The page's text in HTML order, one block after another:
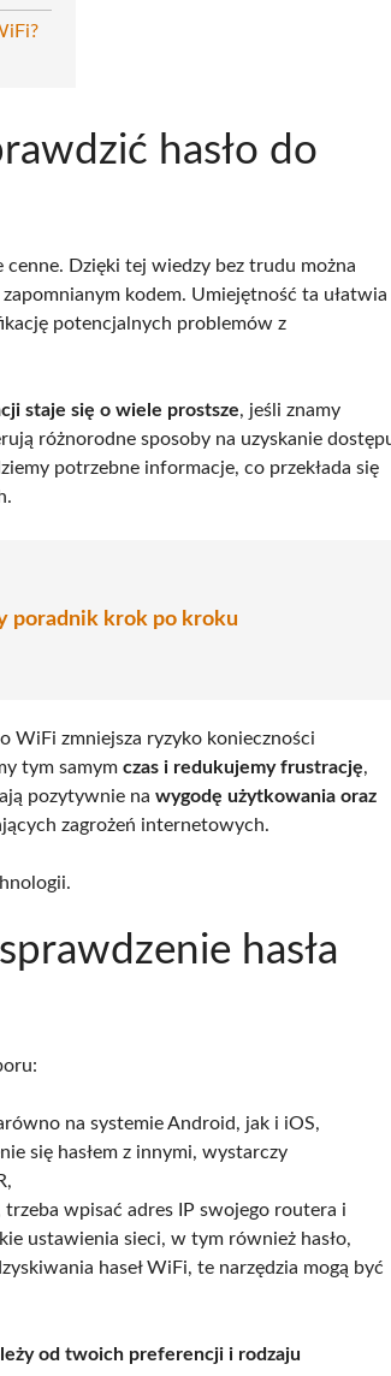
hasło do
cenne. Dzięki tej wiedzy bez trudu można
kodem. Umiejętność ta ułatwia
potencjalnych problemów z
staje się o wiele prostsze, jeśli znamy
różnorodne sposoby na uzyskanie
potrzebne informacje, co przekłada się
poradnik krok po kroku
WiFi zmniejsza ryzyko konieczności
tym samym czas i redukujemy frustrację,
pozytywnie na wygodę użytkowania oraz
zagrożeń internetowych.
hasła
na systemie Android, jak i iOS,
się hasłem z innymi, wystarczy
wpisać adres IP swojego routera i
ustawienia sieci, w tym również hasło,
haseł WiFi, te narzędzia mogą być
od twoich preferencji i rodzaju